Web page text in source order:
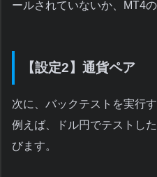
ールされていないか、MT4
【設定2】通貨ペア
次に、バックテストを実行
例えば、ドル円でテストし
びます。